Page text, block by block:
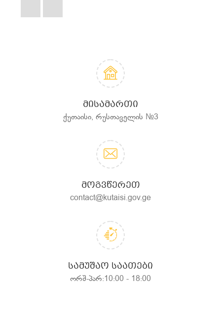
ᲛᲘᲡᲐᲛᲐᲠᲗᲘ
ქუთაისი, რუსთაველის №3
ᲛᲝᲒᲕᲬᲔᲠᲔᲗ
contact@kutaisi.gov.ge
ᲡᲐᲛᲣᲨᲐᲝ ᲡᲐᲐᲗᲔᲑᲘ
ორშ-პარ:10:00 - 18:00